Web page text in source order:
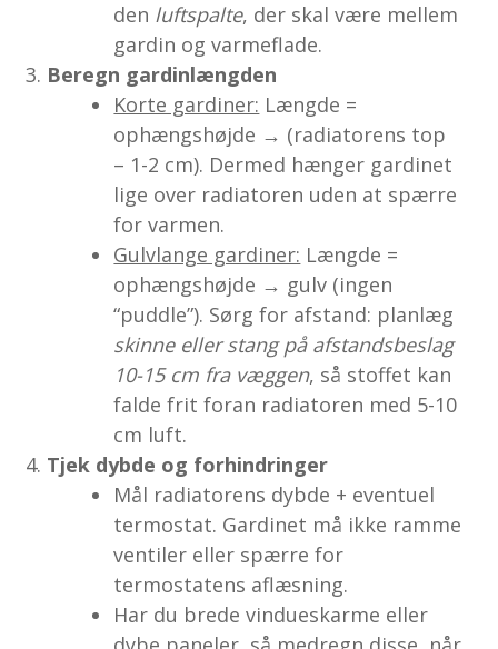
den luftspalte, der skal være mellem
gardin og varmeflade.
Beregn gardinlængden
Korte gardiner: Længde =
ophængshøjde → (radiatorens top
– 1-2 cm). Dermed hænger gardinet
lige over radiatoren uden at spærre
for varmen.
Gulvlange gardiner: Længde =
ophængshøjde → gulv (ingen
“puddle”). Sørg for afstand: planlæg
skinne eller stang på afstandsbeslag
10-15 cm fra væggen, så stoffet kan
falde frit foran radiatoren med 5-10
cm luft.
Tjek dybde og forhindringer
Mål radiatorens dybde + eventuel
termostat. Gardinet må ikke ramme
ventiler eller spærre for
termostatens aflæsning.
Har du brede vindueskarme eller